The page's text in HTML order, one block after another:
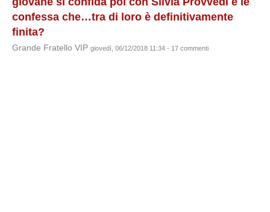
confessa che…tra di loro è definitivamente
finita?
Grande Fratello VIP giovedì, 06/12/2018 11:34 - 17 commenti